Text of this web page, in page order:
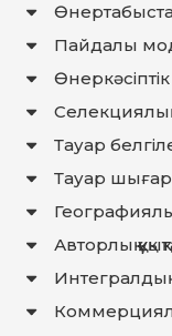
Пайдалы
Селекциялық
Тауар
Тауар
Авторлық